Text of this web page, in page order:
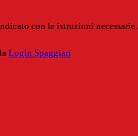
con le istruzioni necessarie.
Login Spaggiari